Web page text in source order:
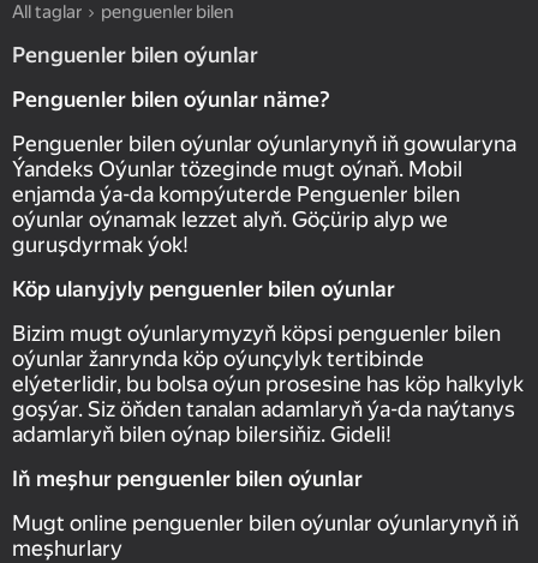
All taglar penguenler bilen
Penguenler bilen oýunlar
Penguenler bilen oýunlar näme?
Penguenler bilen oýunlar oýunlarynyň iň gowularyna
Ýandeks Oýunlar tözeginde mugt oýnaň. Mobil
enjamda ýa-da kompýuterde Penguenler bilen
oýunlar oýnamak lezzet alyň. Göçürip alyp we
guruşdyrmak ýok!
Köp ulanyjyly penguenler bilen oýunlar
Bizim mugt oýunlarymyzyň köpsi penguenler bilen
oýunlar žanrynda köp oýunçylyk tertibinde
elýeterlidir, bu bolsa oýun prosesine has köp halkylyk
goşýar. Siz öňden tanalan adamlaryň ýa-da naýtanys
adamlaryň bilen oýnap bilersiňiz. Gideli!
Iň meşhur penguenler bilen oýunlar
Mugt online penguenler bilen oýunlar oýunlarynyň iň
meşhurlary